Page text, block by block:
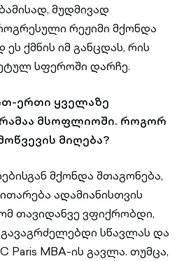
მუდმივად
რეჟიმი მქონდა
ქმნის იმ განცდას, რის
სფეროში დარჩე.
ერთი ყველაზე
მსოფლიოში. როგორ
მიღება?
მქონდა შთაგონება,
ადამიანისთვის
თავიდანვე ვფიქრობდი,
სწავლას და
Paris MBA-ის გავლა. თუმცა,